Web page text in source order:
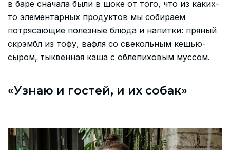
в баре сначала были в шоке от того, что из каких-
то элементарных продуктов мы собираем
потрясающие полезные блюда и напитки: пряный
скрэмбл из тофу, вафля со свекольным кешью-
сыром, тыквенная каша с облепиховым муссом.
«Узнаю и гостей, и их собак»